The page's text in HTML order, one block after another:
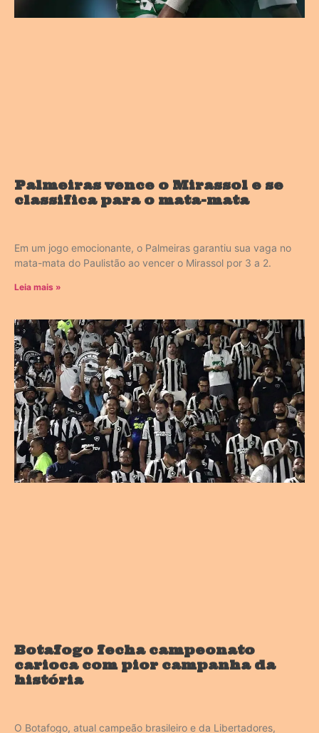
Palmeiras vence o Mirassol e se
classifica para o mata-mata
Em um jogo emocionante, o Palmeiras garantiu sua vaga no
mata-mata do Paulistão ao vencer o Mirassol por 3 a 2.
Leia mais »
Botafogo fecha campeonato
carioca com pior campanha da
história
O Botafogo, atual campeão brasileiro e da Libertadores,